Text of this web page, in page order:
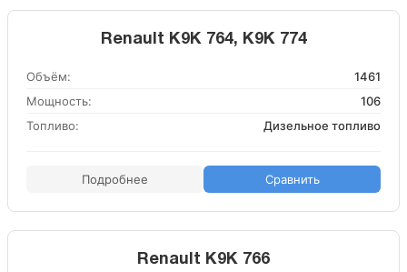
Renault K9K 764, K9K 774
Объём:
1461
Мощность:
106
Топливо:
Дизельное топливо
Подробнее Сравнить
Renault K9K 766